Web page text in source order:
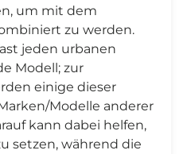
um mit dem
zu werden.
jeden urbanen
Modell; zur
einige dieser
Modelle anderer
kann dabei helfen,
setzen, während die